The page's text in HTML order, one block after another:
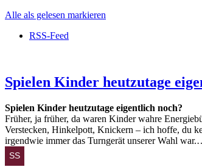
Alle als gelesen markieren
RSS-Feed
Spielen Kinder heutzutage
Spielen Kinder heutzutage eigentlich noch?
Früher, ja früher, da waren Kinder wahre
Verstecken, Hinkelpott, Knickern – ich hoffe, du
irgendwie immer das Turngerät unserer Wahl